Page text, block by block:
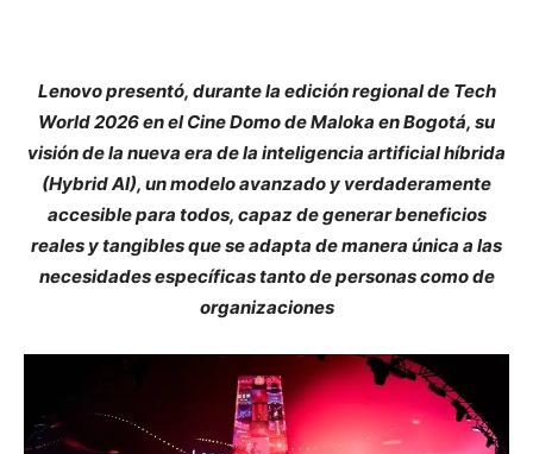
Lenovo presentó, durante la edición regional de Tech
World 2026 en el Cine Domo de Maloka en Bogotá, su
visión de la nueva era de la inteligencia artificial híbrida
(Hybrid AI), un modelo avanzado y verdaderamente
accesible para todos, capaz de generar beneficios
reales y tangibles que se adapta de manera única a las
necesidades específicas tanto de personas como de
organizaciones